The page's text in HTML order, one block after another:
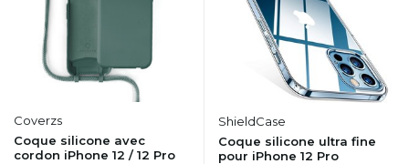
Coverzs
Coque silicone avec
cordon iPhone 12 / 12 Pro
ShieldCase
Coque silicone ultra fine
pour iPhone 12 Pro